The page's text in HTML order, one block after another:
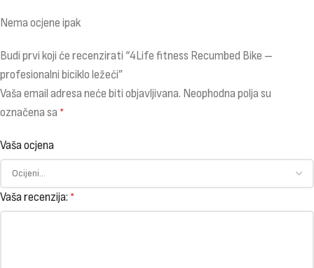
Nema ocjene ipak
Budi prvi koji će recenzirati “4Life fitness Recumbed Bike –
profesionalni biciklo ležeći”
Vaša email adresa neće biti objavljivana. Neophodna polja su
označena sa *
Vaša ocjena
Vaša recenzija: *